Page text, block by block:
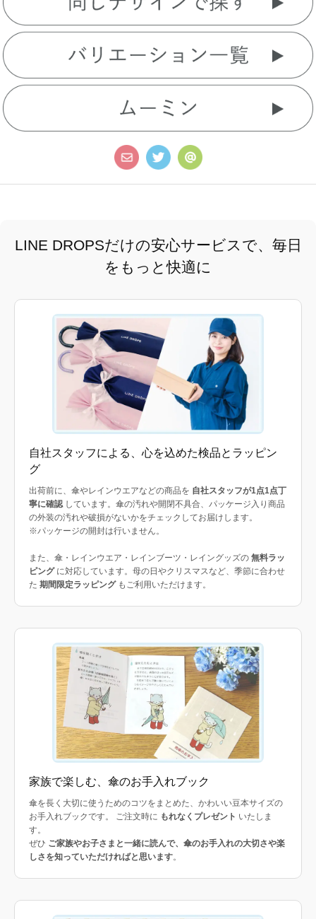
LINE DROPSだけの安心サービスで、毎日
をもっと快適に
自社スタッフによる、心を込めた検品とラッピン
グ
出荷前に、傘やレインウエアなどの商品を 自社スタッフが1点1点丁
寧に確認 しています。傘の汚れや開閉不具合、パッケージ入り商品
の外装の汚れや破損がないかをチェックしてお届けします。
※パッケージの開封は行いません。
また、傘・レインウエア・レインブーツ・レイングッズの 無料ラッ
ピングに対応しています。母の日やクリスマスなど、季節に合わせ
た 期間限定ラッピングもご利用いただけます。
家族で楽しむ、傘のお手入れブック
傘を長く大切に使うためのコツをまとめた、かわいい豆本サイズの
お手入れブックです。 ご注文時に もれなくプレゼント いたしま
す。
ぜひ ご家族やお子さまと一緒に読んで、傘のお手入れの大切さや楽
しさを知っていただければと思います。